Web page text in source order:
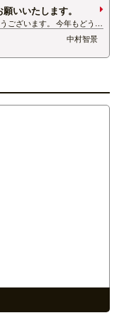
いいたします。
ございます。 今年もどうぞ
す。 皆様にとっても素敵な
中村智景